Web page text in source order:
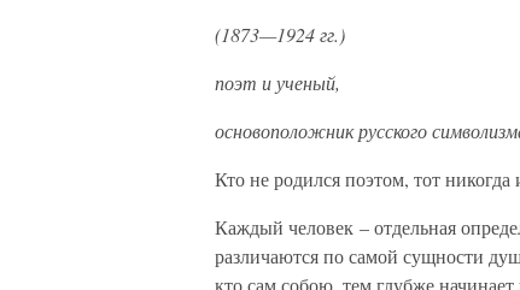
(1873—1924 гг.)
поэт и ученый,
основоположник русского
Кто не родился поэтом, тот никогда
Каждый человек – отдельная
различаются по самой сущности
кто сам собою, тем глубже